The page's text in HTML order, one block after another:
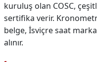
kuruluş olan COSC,
sertifika verir.
belge, İsviçre saat
alınır.